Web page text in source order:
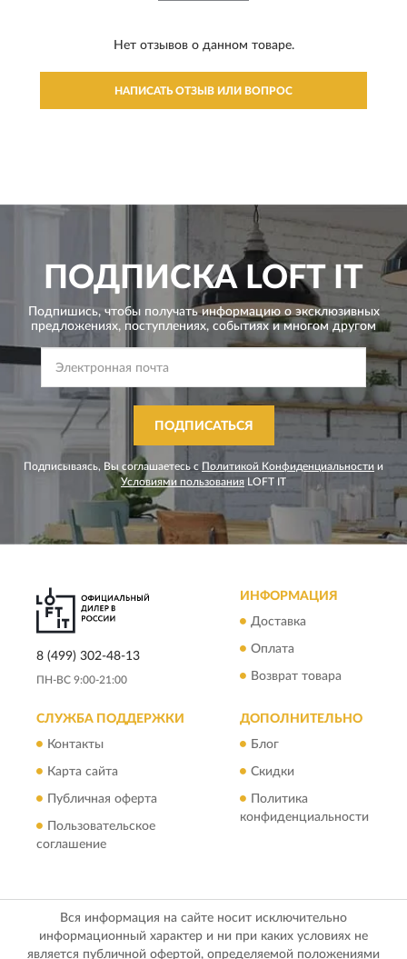
Нет отзывов о данном товаре.
НАПИСАТЬ ОТЗЫВ ИЛИ ВОПРОС
ПОДПИСКА LOFT IT
Подпишись, чтобы получать информацию о эксклюзивных
предложениях, поступлениях, событиях и многом другом
ПОДПИСАТЬСЯ
Подписываясь, Вы соглашаетесь с Политикой Конфиденциальности и
Условиями пользования LOFT IT
8 (499) 302-48-13
ПН-ВС 9:00-21:00
ИНФОРМАЦИЯ
Доставка
Оплата
Возврат товара
СЛУЖБА ПОДДЕРЖКИ
Контакты
Карта сайта
Публичная оферта
Пользовательское
соглашение
ДОПОЛНИТЕЛЬНО
Блог
Скидки
Политика
конфиденциальности
Вся информация на сайте носит исключительно
информационный характер и ни при каких условиях не
является публичной офертой, определяемой положениями